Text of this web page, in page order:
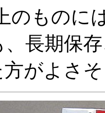
のもの
長期保
がよさ